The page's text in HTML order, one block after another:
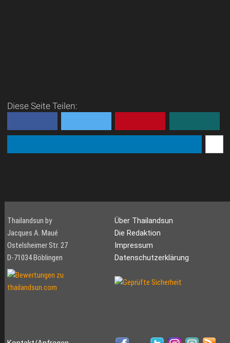
Diese Seite Teilen:
Thailandsun by
Jacques A. Maué
Ostelsheimer Str. 27
D-71034 Böblingen
Über Thailandsun
Die Redaktion
Impressum
Datenschutzerklärung